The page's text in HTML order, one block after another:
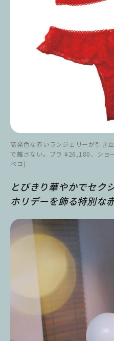
高発色な赤いランジェリーが引き
で離さない。ブラ ¥26,180、ショ
ペコ)
とびきり華やかでセク
ホリデーを飾る特別な